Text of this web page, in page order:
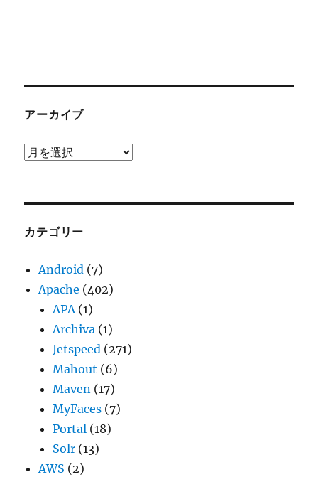
アーカイブ
ア
ブ
カテゴリー
Android (7)
Apache (402)
APA(1)
Archiva (1)
Jetspeed (271)
Mahout (6)
Maven (17)
MyFaces (7)
Portal (18)
Solr (13)
AWS (2)